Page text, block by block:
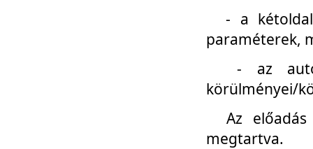
- a kétoldali
paraméterek,
- az
körülményei/
Az
megtartva.